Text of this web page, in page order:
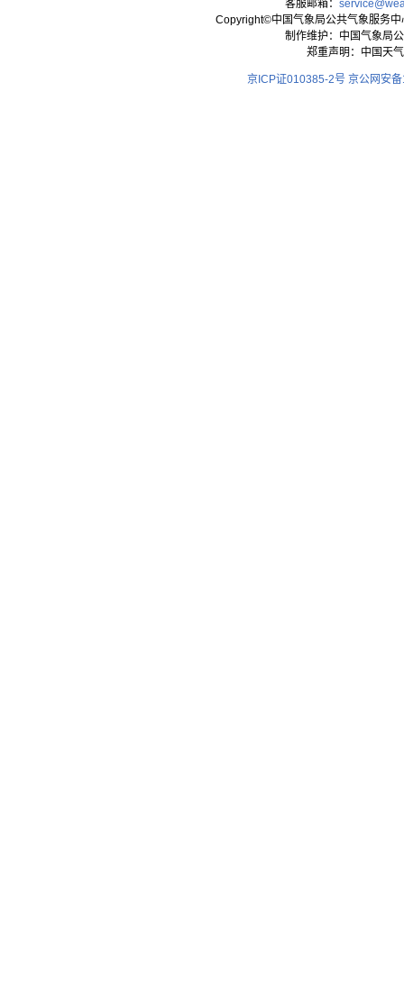
客服邮箱：
Copyright©中国气象局公共气象服务
制作维护：中国气象局
郑重声明：中国天
京ICP证010385-2号 京公网安